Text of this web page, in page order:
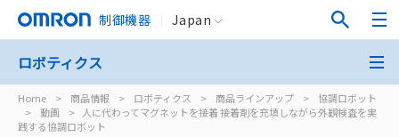
制御機器 Japan
Home > 商品情報 > ロボティクス > 商品ラインアップ >
協調ロボット
>
動画 >
人に代わってマグネットを接着 接着剤を充填しながら外観検査を実
践する協調ロボット
ロボティクス